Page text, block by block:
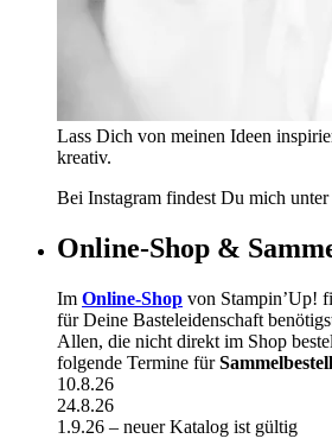
Lass Dich von meinen Ideen
kreativ.
Bei Instagram findest Du mich
Online-Shop &
Im Online-Shop von Stampin’Up!
für Deine Basteleidenschaft
Allen, die nicht direkt im Shop
folgende Termine für
10.8.26
24.8.26
1.9.26 – neuer Katalog ist gültig